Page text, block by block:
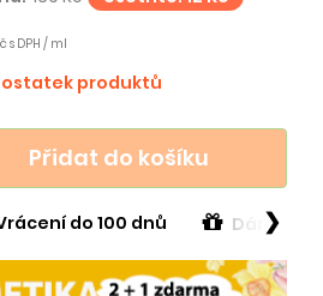
s DPH / ml
produktů
Přidat do košíku
do 100 dnů Dárek v
❯